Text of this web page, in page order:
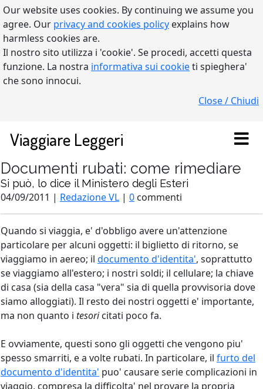
Our website uses cookies. By continuing we assume you
agree. Our privacy and cookies policy explains how
harmless cookies are.
Il nostro sito utilizza i 'cookie'. Se procedi, accetti questa
funzione. La nostra informativa sui cookieti spieghera'
che sono innocui.
Close / Chiudi
Viaggiare Leggeri
Documenti rubati: come rimediare
Si può, lo dice il Ministero degli Esteri
04/09/2011 | Redazione VL | 0 commenti
Quando si viaggia, e' d'obbligo avere un'attenzione
particolare per alcuni oggetti: il biglietto di ritorno, se
viaggiamo in aereo; il documento d'identita', soprattutto
se viaggiamo all'estero; i nostri soldi; il cellulare; la chiave
di casa (sia della casa "vera" sia di quella provvisoria dove
siamo alloggiati). Il resto dei nostri oggetti e' importante,
ma non quanto i tesoricitati poco fa.
E ovviamente, questi sono gli oggetti che vengono piu'
spesso smarriti, e a volte rubati. In particolare, il furto del
documento d'identita' puo' causare serie complicazioni in
viaggio, compresa la difficolta' nel provare la propria